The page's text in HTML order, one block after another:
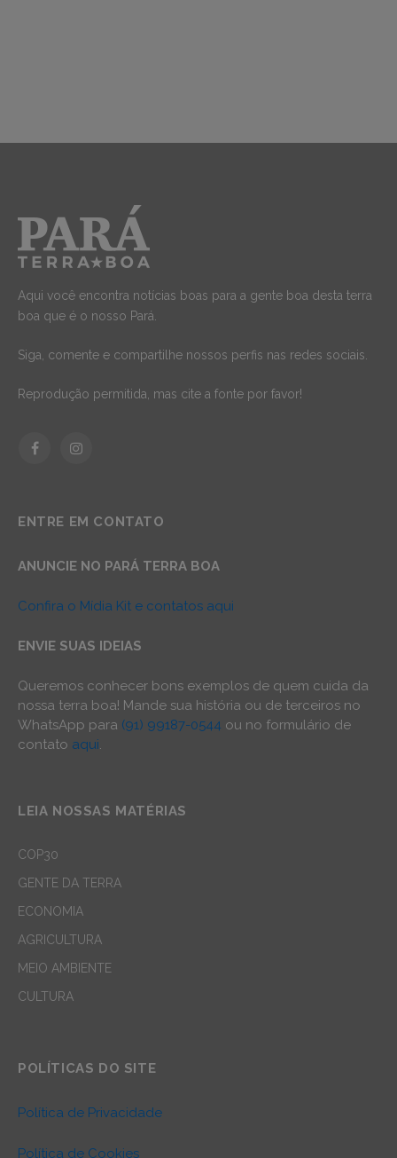
Aqui você encontra notícias boas para a gente boa desta terra
boa que é o nosso Pará.
Siga, comente e compartilhe nossos perfis nas redes sociais.
Reprodução permitida, mas cite a fonte por favor!
FacebookInstagram
ENTRE EM CONTATO
ANUNCIE NO PARÁ TERRA BOA
Confira o Mídia Kit e contatos aqui
ENVIE SUAS IDEIAS
Queremos conhecer bons exemplos de quem cuida da
nossa terra boa! Mande sua história ou de terceiros no
WhatsApp para (91) 99187-0544 ou no formulário de
contato aqui.
LEIA NOSSAS MATÉRIAS
COP30
GENTE DA TERRA
ECONOMIA
AGRICULTURA
MEIO AMBIENTE
CULTURA
POLÍTICAS DO SITE
Política de Privacidade
Política de Cookies